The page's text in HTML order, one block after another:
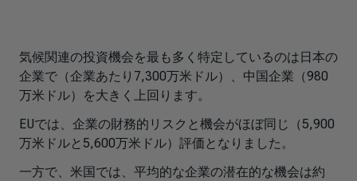
気候関連の投資機会を最も多く特定しているのは日本の
企業で（企業あたり7,300万米ドル）、中国企業（980
万米ドル）を大きく上回ります。
EUでは、企業の財務的リスクと機会がほぼ同じ（5,900
万米ドルと5,600万米ドル）評価となりました。
一方で、米国では、平均的な企業の潜在的な機会は約